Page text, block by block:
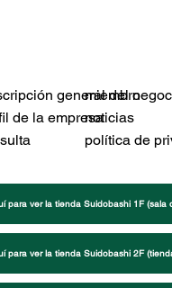
general del
miembro
de la empresanoticias
política de